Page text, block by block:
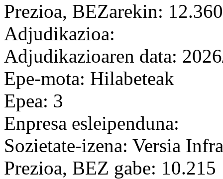
Prezioa, BEZarekin:
Adjudikazioa:
Adjudikazioaren data:
Epe-mota: Hilabeteak
Epea: 3
Enpresa esleipenduna:
Sozietate-izena: Versia
Prezioa, BEZ gabe: 10.215